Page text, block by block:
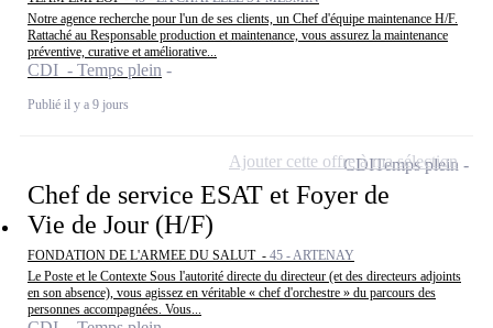
Notre agence recherche pour l'un de ses clients, un Chef d'équipe maintenance H/F.
Rattaché au Responsable production et maintenance, vous assurez la maintenance
préventive, curative et améliorative...
CDI - Temps plein
Publié il y a 9 jours
Chef de service ESAT et Foyer de
Vie de Jour (H/F)
FONDATION DE L'ARMEE DU SALUT - 45 - ARTENAY
Le Poste et le Contexte Sous l'autorité directe du directeur (et des directeurs adjoints
en son absence), vous agissez en véritable « chef d'orchestre » du parcours des
personnes accompagnées. Vous...
CDITemps plein
Ajouter cette offre à ma sélection